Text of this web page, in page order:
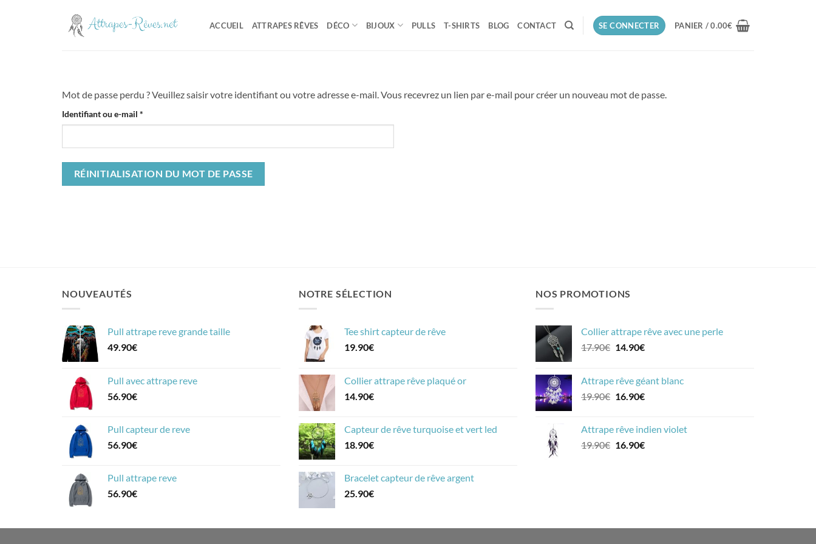
ACCUEIL ATTRAPES RÊVES DÉCO BIJOUX PULLS T-SHIRTS BLOG CONTACT SE CONNECTER PANIER /0.00€
Mot de passe perdu ? Veuillez saisir votre identifiant ou votre adresse e-mail. Vous recevrez un lien par e-mail pour créer un nouveau mot de passe.
Identifiant ou e-mail *
RÉINITIALISATION DU MOT DE PASSE
NOUVEAUTÉS
Pull attrape reve grande taille
49.90€
Pull avec attrape reve
56.90€
Pull capteur de reve
56.90€
Pull attrape reve
56.90€
NOTRE SÉLECTION
Tee shirt capteur de rêve
19.90€
Collier attrape rêve plaqué or
14.90€
Capteur de rêve turquoise et vert led
18.90€
Bracelet capteur de rêve argent
25.90€
NOS PROMOTIONS
Collier attrape rêve avec une perle
17.90€ Le
était :
17.90€.
14.90€Le
est :
14.90€.
Attrape rêve géant blanc
19.90€ Le
était :
19.90€.
16.90€Le
est :
16.90€.
Attrape rêve indien violet
19.90€ Le
16.90€Le